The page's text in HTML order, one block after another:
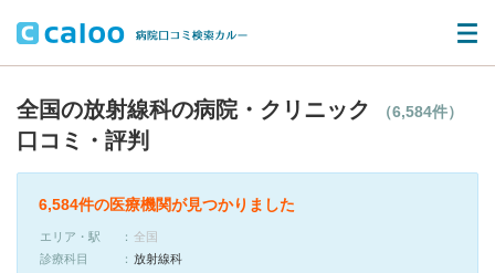
全国の放射線科の病院・クリニック （6,584件）
口コミ・評判
6,584件の医療機関が見つかりました
エリア・駅
全国
診療科目
放射線科